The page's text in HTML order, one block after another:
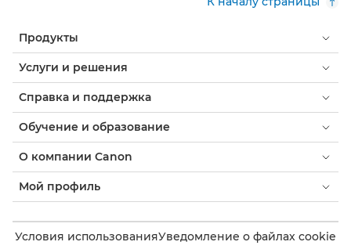
Продукты
Услуги и решения
Справка и поддержка
Обучение и образование
О компании Canon
Мой профиль
Условия использованияУведомление о файлах cookie